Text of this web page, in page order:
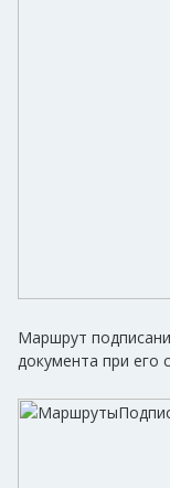
Маршрут
документа при его